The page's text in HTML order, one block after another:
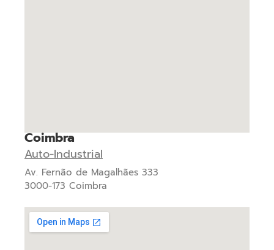
Coimbra
Auto-Industrial
Av. Fernão de Magalhães 333
3000-173 Coimbra